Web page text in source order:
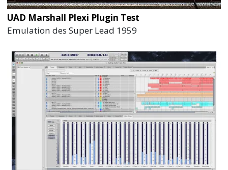
UAD Marshall Plexi Plugin Test
Emulation des Super Lead 1959